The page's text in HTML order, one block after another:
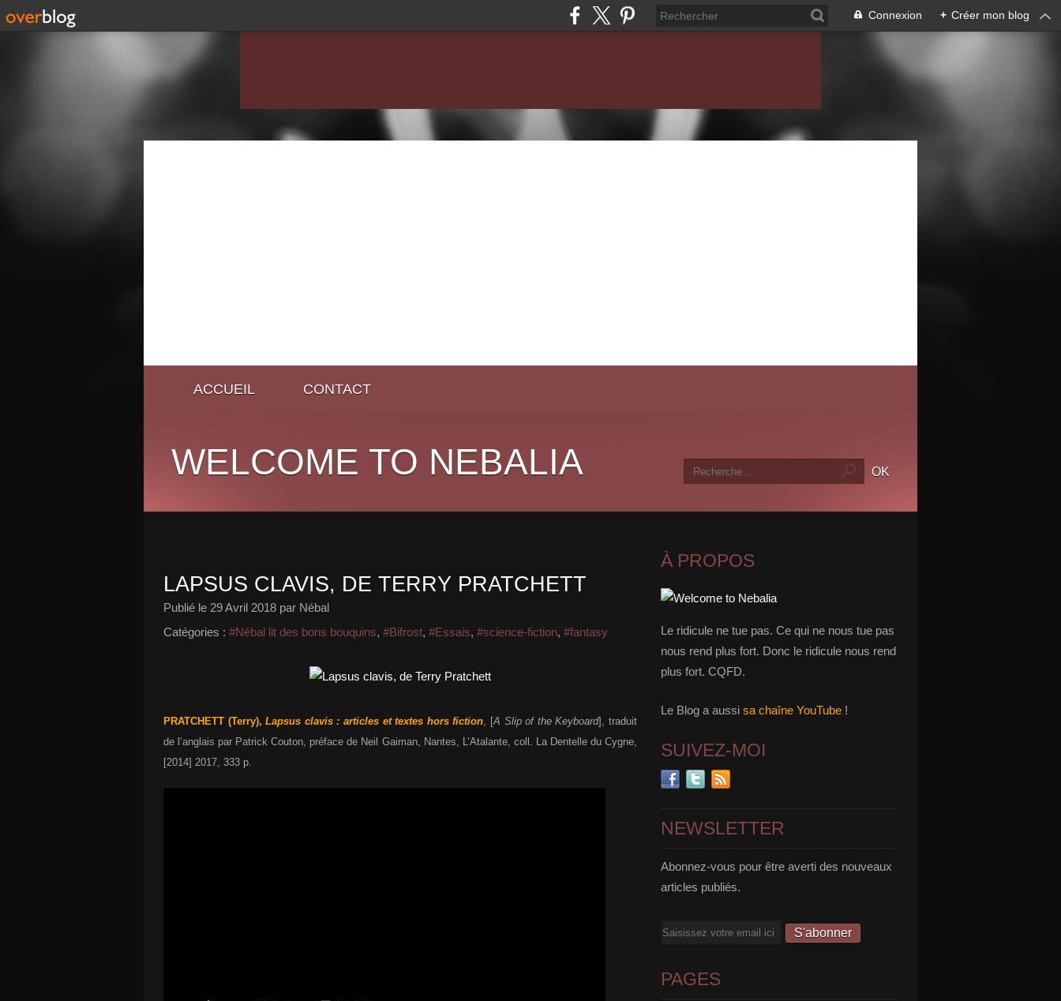
Connexion + Créer mon blog
ACCUEIL CONTACT
WELCOME TO NEBALIA
LAPSUS CLAVIS, DE TERRY PRATCHETT
Publié le 29 Avril 2018 par Nébal
Catégories : #Nébal lit des bons bouquins, #Bifrost, #Essais, #science-fiction, #fantasy
PRATCHETT (Terry),Lapsus clavis : articles et textes hors fiction, [A Slip of the Keyboard], traduit
de l’anglais par Patrick Couton, préface de Neil Gaiman, Nantes, L’Atalante, coll. La Dentelle du Cygne,
[2014] 2017, 333 p.
À PROPOS
Le ridicule ne tue pas. Ce qui ne nous tue pas
nous rend plus fort. Donc le ridicule nous rend
plus fort. CQFD.
Le Blog a aussi sa chaîne YouTube !
SUIVEZ-MOI
NEWSLETTER
Abonnez-vous pour être averti des nouveaux
articles publiés.
Email
PAGES